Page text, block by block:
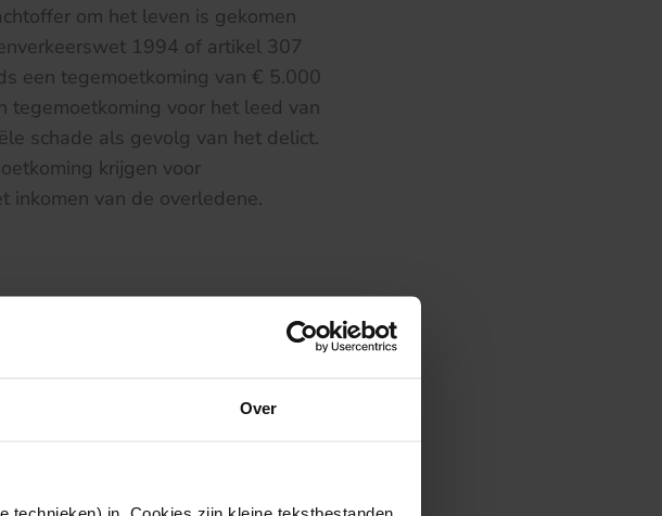
Over
technieken) in. Cookies zijn kleine tekstbestanden
om het leven is gekomen
1994 of artikel 307
een tegemoetkoming van € 5.000
tegemoetkoming voor het leed van
schade als gevolg van het delict.
krijgen voor
inkomen van de overledene.